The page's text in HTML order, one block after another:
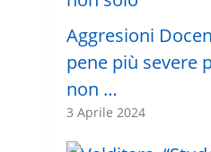
Aggresioni
pene più severe
non …
3 Aprile 2024